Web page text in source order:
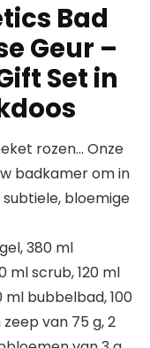
Bad
Geur –
Set in
rozen… Onze
badkamer om in
bloemige
380 ml
ml scrub, 120 ml
ml bubbelbad, 100
van 75 g, 2